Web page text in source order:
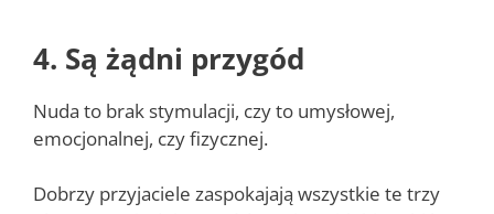
4. Są żądni przygód
Nuda to brak stymulacji, czy to umysłowej,
emocjonalnej, czy fizycznej.
Dobrzy przyjaciele zaspokajają wszystkie te trzy